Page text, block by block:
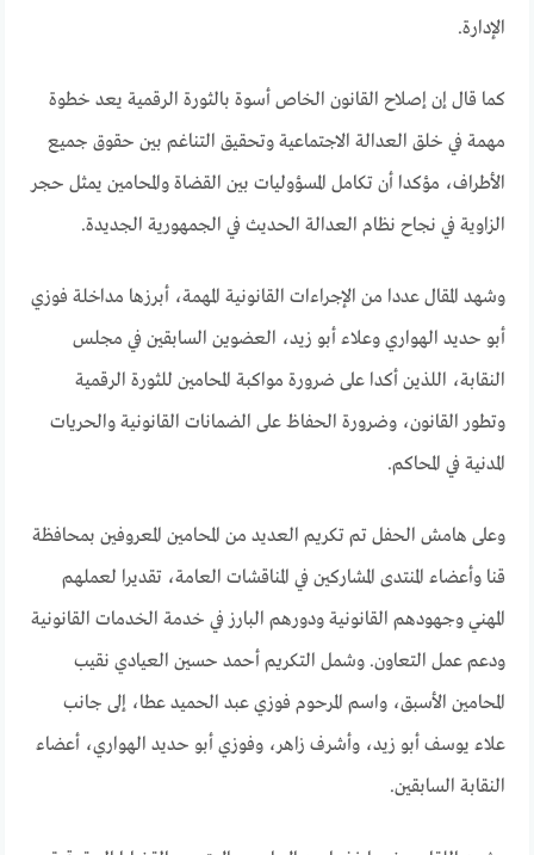
الإدارة.
كما قال إن إصلاح القانون الخاص أسوة بالثورة الرقمية يعد خطوة
مهمة في خلق العدالة الاجتماعية وتحقيق التناغم بين حقوق جميع
الأطراف، مؤكدا أن تكامل المسؤوليات بين القضاة والمحامين يمثل حجر
الزاوية في نجاح نظام العدالة الحديث في الجمهورية الجديدة.
وشهد المقال عددا من الإجراءات القانونية المهمة، أبرزها مداخلة فوزي
أبو حديد الهواري وعلاء أبو زيد، العضوين السابقين في مجلس
النقابة، اللذين أكدا على ضرورة مواكبة المحامين للثورة الرقمية
وتطور القانون، وضرورة الحفاظ على الضمانات القانونية والحريات
المدنية في المحاكم.
وعلى هامش الحفل تم تكريم العديد من المحامين المعروفين بمحافظة
قنا وأعضاء المنتدى المشاركين في المناقشات العامة، تقديرا لعملهم
المهني وجهودهم القانونية ودورهم البارز في خدمة الخدمات القانونية
ودعم عمل التعاون. وشمل التكريم أحمد حسين العيادي نقيب
المحامين الأسبق، واسم المرحوم فوزي عبد الحميد عطا، إلى جانب
علاء يوسف أبو زيد، وأشرف زاهر، وفوزي أبو حديد الهواري، أعضاء
النقابة السابقين.